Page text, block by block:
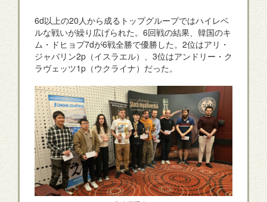
6d以上の20人から成るトップグループではハイレベ
ルな戦いが繰り広げられた。6回戦の結果、韓国のキ
ム・ドヒョプ7dが6戦全勝で優勝した。2位はアリ・
ジャバリン2p（イスラエル）、3位はアンドリー・ク
ラヴェッツ1p（ウクライナ）だった。